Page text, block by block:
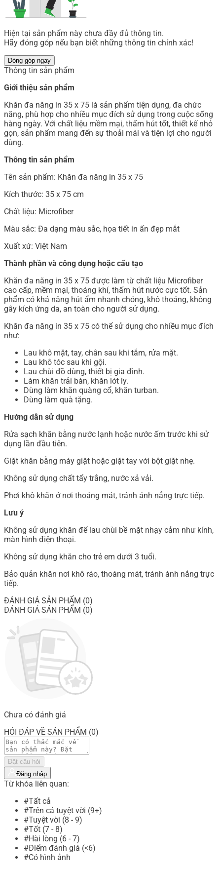
Hiện tại sản phẩm này chưa đầy đủ thông tin.
Hãy đóng góp nếu bạn biết những thông tin chính xác!
Đóng góp ngay
Thông tin sản phẩm
Giới thiệu sản phẩm
Khăn đa năng in 35 x 75 là sản phẩm tiện dụng, đa chức
năng, phù hợp cho nhiều mục đích sử dụng trong cuộc sống
hàng ngày. Với chất liệu mềm mại, thấm hút tốt, thiết kế nhỏ
gọn, sản phẩm mang đến sự thoải mái và tiện lợi cho người
dùng.
Thông tin sản phẩm
Tên sản phẩm: Khăn đa năng in 35 x 75
Kích thước: 35 x 75 cm
Chất liệu: Microfiber
Màu sắc: Đa dạng màu sắc, họa tiết in ấn đẹp mắt
Xuất xứ: Việt Nam
Thành phần và công dụng hoặc cấu tạo
Khăn đa năng in 35 x 75 được làm từ chất liệu Microfiber
cao cấp, mềm mại, thoáng khí, thấm hút nước cực tốt. Sản
phẩm có khả năng hút ẩm nhanh chóng, khô thoáng, không
gây kích ứng da, an toàn cho người sử dụng.
Khăn đa năng in 35 x 75 có thể sử dụng cho nhiều mục đích
như:
Lau khô mặt, tay, chân sau khi tắm, rửa mặt.
Lau khô tóc sau khi gội.
Lau chùi đồ dùng, thiết bị gia đình.
Làm khăn trải bàn, khăn lót ly.
Dùng làm khăn quàng cổ, khăn turban.
Dùng làm quà tặng.
Hướng dẫn sử dụng
Rửa sạch khăn bằng nước lạnh hoặc nước ấm trước khi sử
dụng lần đầu tiên.
Giặt khăn bằng máy giặt hoặc giặt tay với bột giặt nhẹ.
Không sử dụng chất tẩy trắng, nước xả vải.
Phơi khô khăn ở nơi thoáng mát, tránh ánh nắng trực tiếp.
Lưu ý
Không sử dụng khăn để lau chùi bề mặt nhạy cảm như kính,
màn hình điện thoại.
Không sử dụng khăn cho trẻ em dưới 3 tuổi.
Bảo quản khăn nơi khô ráo, thoáng mát, tránh ánh nắng trực
tiếp.
ĐÁNH GIÁ SẢN PHẨM (0)
ĐÁNH GIÁ SẢN PHẨM (0)
Chưa có đánh giá
HỎI ĐÁP VỀ SẢN PHẨM (0)
Đặt câu hỏi
Đăng nhập
Từ khóa liên quan:
#Tất cả
#Trên cả tuyệt vời (9+)
#Tuyệt vời (8 - 9)
#Tốt (7 - 8)
#Hài lòng (6 - 7)
#Điểm đánh giá (<6)
#Có hình ảnh